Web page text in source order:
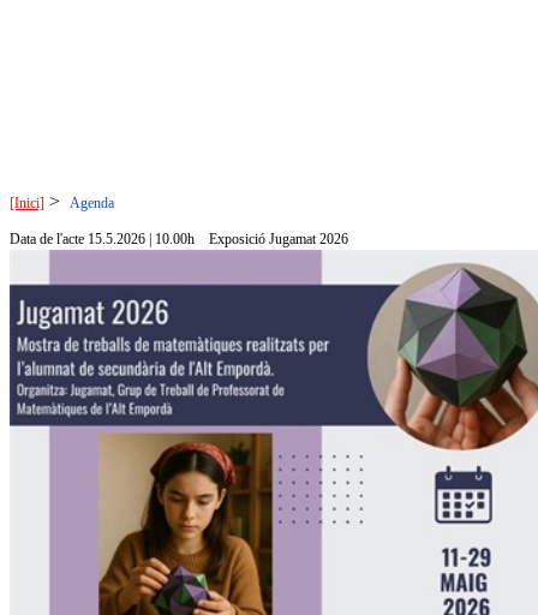
[Inici] > Agenda
Data de l'acte 15.5.2026 | 10.00h Exposició Jugamat 2026